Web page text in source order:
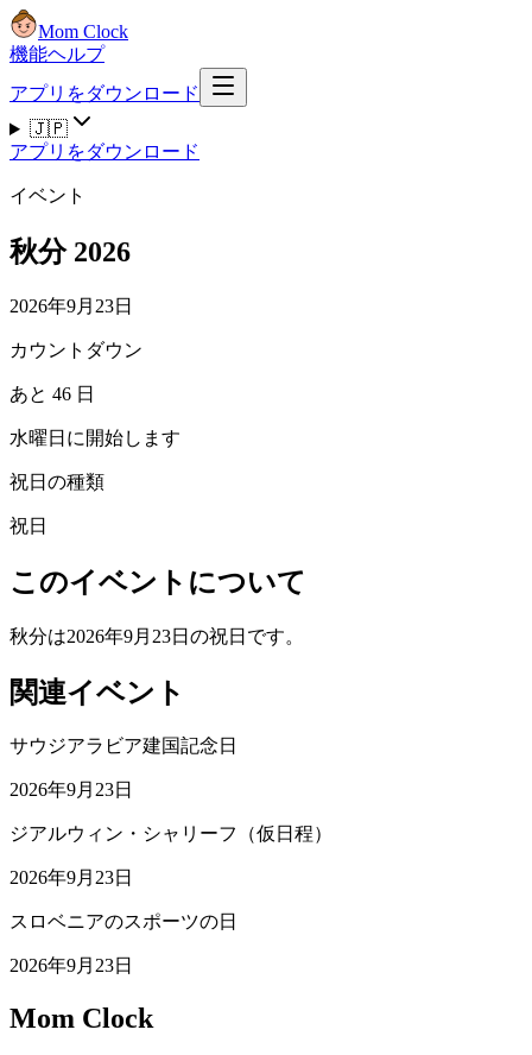
Mom Clock
機能ヘルプ
アプリをダウンロード
🇯🇵
アプリをダウンロード
イベント
秋分 2026
2026年9月23日
カウントダウン
あと 46 日
水曜日に開始します
祝日の種類
祝日
このイベントについて
秋分は2026年9月23日の祝日です。
関連イベント
サウジアラビア建国記念日
2026年9月23日
ジアルウィン・シャリーフ（仮日程）
2026年9月23日
スロベニアのスポーツの日
2026年9月23日
Mom Clock